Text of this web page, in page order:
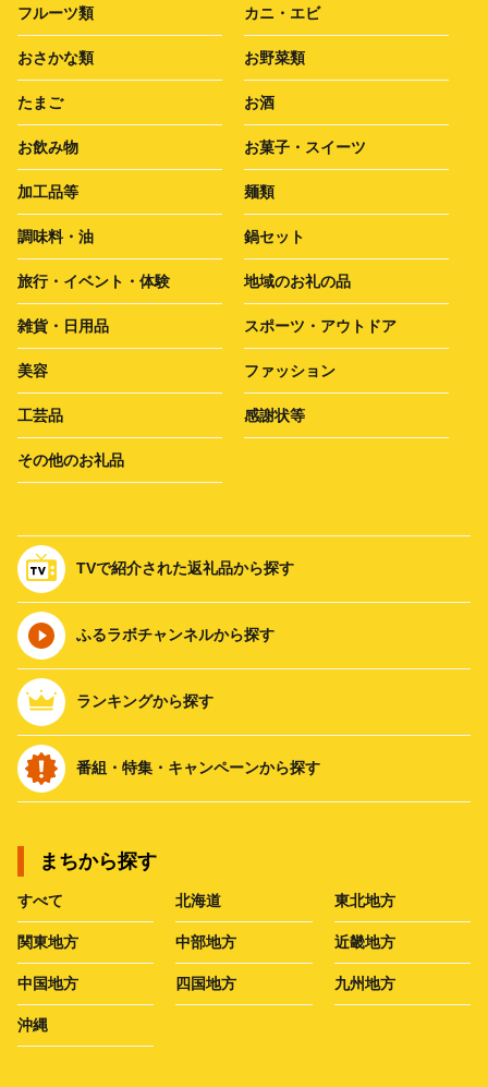
フルーツ類 カニ・エビ
おさかな類 お野菜類
たまご お酒
お飲み物 お菓子・スイーツ
加工品等 麺類
調味料・油 鍋セット
旅行・イベント・体験 地域のお礼の品
雑貨・日用品 スポーツ・アウトドア
美容 ファッション
工芸品 感謝状等
その他のお礼品
TVで紹介された返礼品から探す
ふるラボチャンネルから探す
ランキングから探す
番組・特集・キャンペーンから探す
まちから探す
すべて 北海道 東北地方
関東地方 中部地方 近畿地方
中国地方 四国地方 九州地方
沖縄